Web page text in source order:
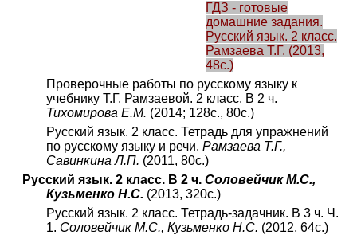
ГДЗ - готовые
домашние задания.
Русский язык. 2 класс.
Рамзаева Т.Г. (2013,
48с.)
Проверочные работы по русскому языку к
учебнику Т.Г. Рамзаевой. 2 класс. В 2 ч.
Тихомирова Е.М. (2014; 128с., 80с.)
Русский язык. 2 класс. Тетрадь для упражнений
по русскому языку и речи. Рамзаева Т.Г.,
Савинкина Л.П. (2011, 80с.)
Русский язык. 2 класс. В 2 ч. Соловейчик М.С.,
Кузьменко Н.С. (2013, 320с.)
Русский язык. 2 класс. Тетрадь-задачник. В 3 ч. Ч.
1. Соловейчик М.С., Кузьменко Н.С. (2012, 64с.)